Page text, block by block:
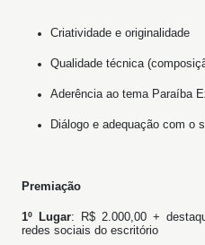
Criatividade e originalidade
Qualidade técnica
Aderência ao tema Paraíba
Diálogo e adequação com o
Premiação
1º Lugar: R$ 2.000,00 +
redes sociais do escritório